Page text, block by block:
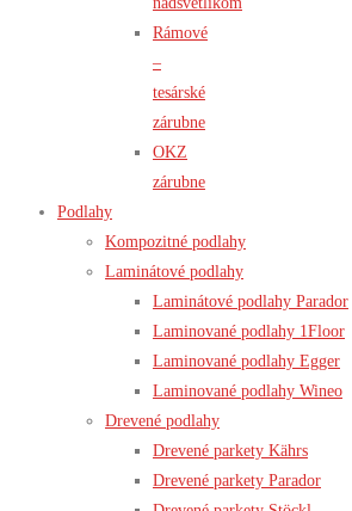
Rámové
–
tesárské
zárubne
OKZ
zárubne
Podlahy
Kompozitné podlahy
Laminátové podlahy
Laminátové podlahy Parador
Laminované podlahy 1Floor
Laminované podlahy Egger
Laminované podlahy Wineo
Drevené podlahy
Drevené parkety Kährs
Drevené parkety Parador